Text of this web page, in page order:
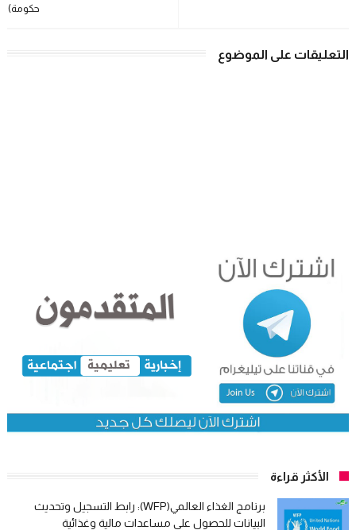
حكومة)
التعليقات على الموضوع
الأكثر قراءة
برنامج الغذاء العالمي(WFP): رابط التسجيل وتحديث
البيانات للحصول على مساعدات مالية وغذائية